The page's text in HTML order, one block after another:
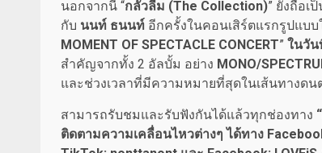
นอกจากนี้ “กลัวลืม (The Collection)” ยังถือเ
กับ นนท์ ธนนท์ อีกครั้งในคอนเสิร์ตแรกรูปแบบ
MOMENT OF SPECTACLE CONCERT” ในวัน
สำคัญจากทั้ง 2 อัลบั้ม อย่าง MONO/
และช่วงเวลาที่มีความหมายที่สุดในเส้นทางด
สามารถรับชมและรับฟังกันได้แล้วทุกช่องทาง “
ติดตามความเคลื่อนไหวต่างๆ ได้ทาง